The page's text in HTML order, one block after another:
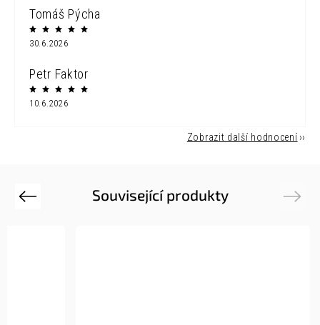
Tomáš Pýcha
30.6.2026
Petr Faktor
10.6.2026
Zobrazit další hodnocení
Související produkty
Previous Next